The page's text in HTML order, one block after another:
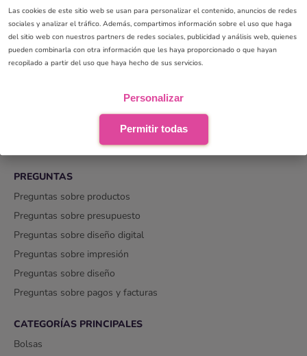
Las cookies de este sitio web se usan para personalizar el contenido, anuncios de redes
sociales y analizar el tráfico. Además, compartimos información sobre el uso que haga
del sitio web con nuestros partners de redes sociales, publicidad y análisis web, quienes
pueden combinarla con otra información que les haya proporcionado o que hayan
recopilado a partir del uso que haya hecho de sus servicios.
Personalizar
Permitir todas
SOBRE PINKCUBE
Sobre nosotros
Historia
Marcas para las que trabajamos
PREGUNTAS
Preguntas sobre productos
Preguntas sobre presupuesto
Preguntas sobre diseño digital
Preguntas sobre impresión
Preguntas sobre diseño
Preguntas sobre pagos y facturas
CATEGORÍAS PRINCIPALES
Bolsas